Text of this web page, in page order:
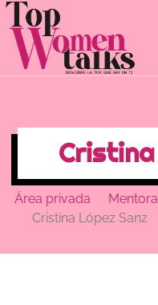
Área privada
Cristina López Sanz